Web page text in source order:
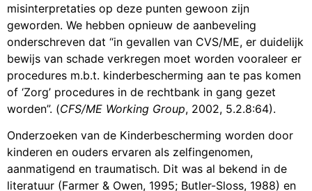
misinterpretaties op deze punten gewoon zijn
geworden. We hebben opnieuw de aanbeveling
onderschreven dat “in gevallen van CVS/ME, er duidelijk
bewijs van schade verkregen moet worden vooraleer er
procedures m.b.t. kinderbescherming aan te pas komen
of ‘Zorg’ procedures in de rechtbank in gang gezet
worden”. (CFS/ME Working Group, 2002, 5.2.8:64).
Onderzoeken van de Kinderbescherming worden door
kinderen en ouders ervaren als zelfingenomen,
aanmatigend en traumatisch. Dit was al bekend in de
literatuur (Farmer & Owen, 1995; Butler-Sloss, 1988) en